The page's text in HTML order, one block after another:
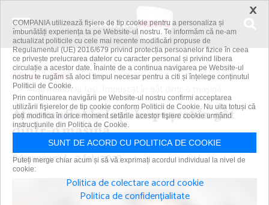
Acasă
Știri
Atac mafiot la Iaşi. Împuşcat în gât dintr-o maşină
Atac mafiot la Iaşi. Împuşcat în gât
dintr-o maşină
Primanews | 2 feb 2023
×
COMPANIA utilizează fişiere de tip cookie pentru a personaliza și
îmbunătăți experiența ta pe Website-ul nostru. Te informăm că ne-am
actualizat politicile cu cele mai recente modificări propuse de
Regulamentul (UE) 2016/679 privind protecția persoanelor fizice în ceea
ce privește prelucrarea datelor cu caracter personal și privind libera
circulație a acestor date. Înainte de a continua navigarea pe Website-ul
nostru te rugăm să aloci timpul necesar pentru a citi și înțelege conținutul
Politicii de Cookie.
Prin continuarea navigării pe Website-ul nostru confirmi acceptarea
utilizării fişierelor de tip cookie conform Politicii de Cookie. Nu uita totuși că
poți modifica în orice moment setările acestor fişiere cookie urmând
instrucțiunile din Politica de Cookie.
SUNT DE ACORD CU POLITICA DE COOKIE
Puteți merge chiar acum și să vă exprimați acordul individual la nivel de
cookie:
Politica de colectare acord cookie
Politica de confidențialitate